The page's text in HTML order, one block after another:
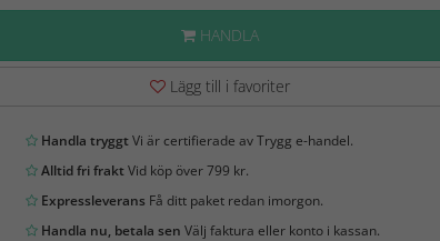
HANDLA
Lägg till i favoriter
Handla tryggtVi är certifierade av Trygg e-handel.
Alltid fri fraktVid köp över 799 kr.
ExpressleveransFå ditt paket redan imorgon.
Handla nu, betala sen Välj faktura eller konto i kassan.